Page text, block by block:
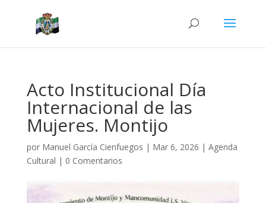
Acto Institucional Día
Internacional de las
Mujeres. Montijo
por Manuel García Cienfuegos | Mar 6, 2026 | Agenda
Cultural | 0 Comentarios